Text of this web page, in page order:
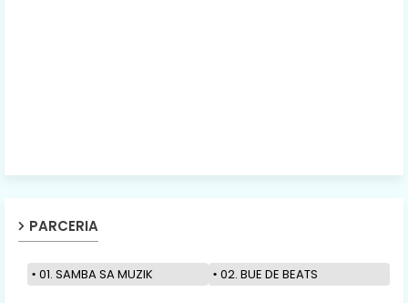
PARCERIA
01. SAMBA SA MUZIK 02. BUE DE BEATS